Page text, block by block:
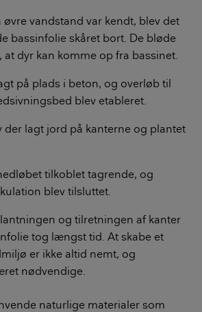
øvre vandstand var kendt, blev det
bassinfolie skåret bort. De bløde
at dyr kan komme op fra bassinet.
på plads i beton, og overløb til
blev etableret.
der lagt jord på kanterne og plantet
tilkoblet tagrende, og
blev tilsluttet.
og tilretningen af kanter
tog længst tid. At skabe et
er ikke altid nemt, og
nødvendige.
naturlige materialer som